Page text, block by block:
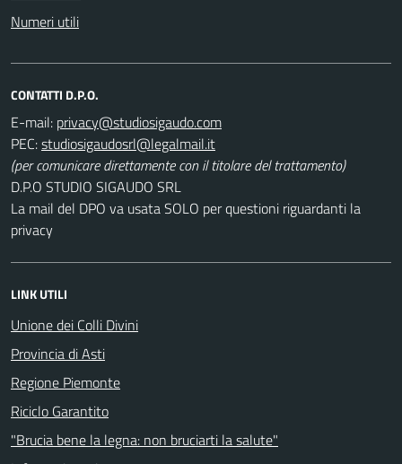
Numeri utili
CONTATTI D.P.O.
E-mail:
PEC:
(per comunicare direttamente con il titolare del trattamento)
D.P.O STUDIO SIGAUDO SRL
La mail del DPO va usata SOLO per questioni riguardanti la
privacy
LINK UTILI
Unione dei Colli Divini
Provincia di Asti
Regione Piemonte
Riciclo Garantito
"Brucia bene la legna: non bruciarti la salute"